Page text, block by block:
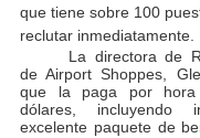
que tiene sobre 100
reclutar inmediatamente.
de Airport Shoppes,
que la paga por
dólares, incluyendo
excelente paquete de